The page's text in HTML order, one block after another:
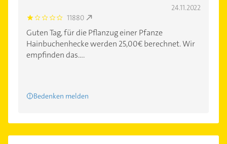
24.11.2022
1.0 11880
Guten Tag, für die Pflanzug einer Pfanze
Hainbuchenhecke werden 25,00€ berechnet. Wir
empfinden das....
Bedenken melden